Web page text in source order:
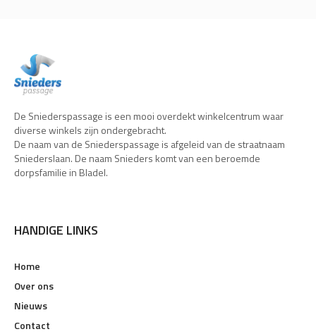
De Sniederspassage is een mooi overdekt winkelcentrum waar
diverse winkels zijn ondergebracht.
De naam van de Sniederspassage is afgeleid van de straatnaam
Sniederslaan. De naam Snieders komt van een beroemde
dorpsfamilie in Bladel.
HANDIGE LINKS
Home
Over ons
Nieuws
Contact